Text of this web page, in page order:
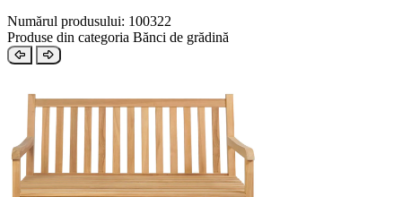
Numărul produsului: 100322
Produse din categoria Bănci de grădină